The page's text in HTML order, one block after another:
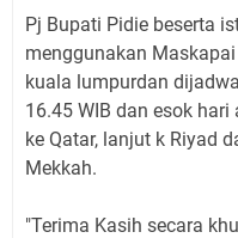
Pj Bupati Pidie beserta
menggunakan
kuala lumpurdan
16.45 WIB dan esok
ke Qatar, lanjut k Riyad
Mekkah.
"Terima Kasih secara